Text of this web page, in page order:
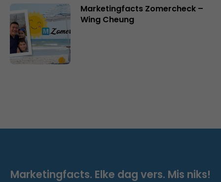
Marketingfacts Zomercheck –
Wing Cheung
Marketingfacts. Elke dag vers. Mis niks!